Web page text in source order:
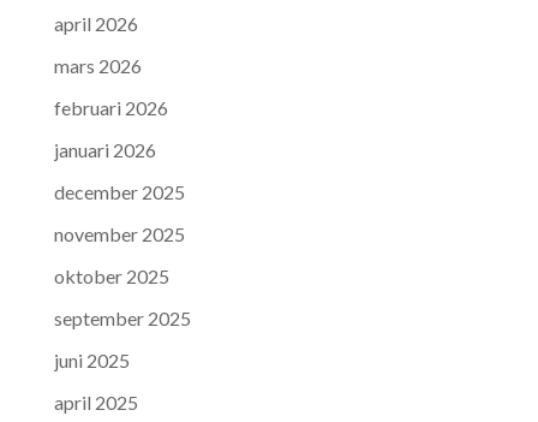
april 2026
mars 2026
februari 2026
januari 2026
december 2025
november 2025
oktober 2025
september 2025
juni 2025
april 2025